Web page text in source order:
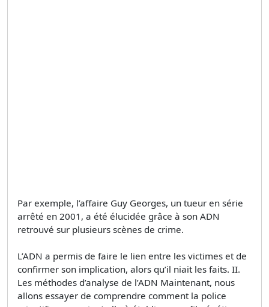
Par exemple, l’affaire Guy Georges, un tueur en série
arrêté en 2001, a été élucidée grâce à son ADN
retrouvé sur plusieurs scènes de crime.
L’ADN a permis de faire le lien entre les victimes et de
confirmer son implication, alors qu’il niait les faits. II.
Les méthodes d’analyse de l’ADN Maintenant, nous
allons essayer de comprendre comment la police